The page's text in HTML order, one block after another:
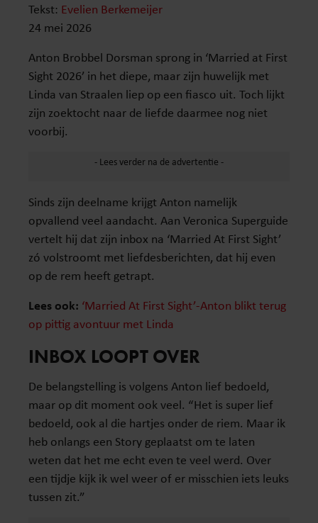
Tekst: Evelien Berkemeijer
24 mei 2026
Anton Brobbel Dorsman sprong in ‘Married at First
Sight 2026’ in het diepe, maar zijn huwelijk met
Linda van Straalen liep op een fiasco uit. Toch lijkt
zijn zoektocht naar de liefde daarmee nog niet
voorbij.
Sinds zijn deelname krijgt Anton namelijk
opvallend veel aandacht. Aan Veronica Superguide
vertelt hij dat zijn inbox na ‘Married At First Sight’
zó volstroomt met liefdesberichten, dat hij even
op de rem heeft getrapt.
Lees ook: ‘Married At First Sight’-Anton blikt terug
op pittig avontuur met Linda
INBOX LOOPT OVER
De belangstelling is volgens Anton lief bedoeld,
maar op dit moment ook veel. “Het is super lief
bedoeld, ook al die hartjes onder de riem. Maar ik
heb onlangs een Story geplaatst om te laten
weten dat het me echt even te veel werd. Over
een tijdje kijk ik wel weer of er misschien iets leuks
tussen zit.”